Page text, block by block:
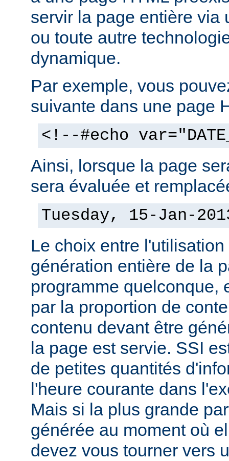
servir la page entière via
ou toute autre
dynamique.
Par exemple, vous
suivante dans une page
<!--#echo
Ainsi, lorsque la page
sera évaluée et
Tuesday, 15-Jan-
Le choix entre
génération entière de la
programme quelconque,
par la proportion de
contenu devant être
la page est servie. SSI
de petites quantités
l'heure courante dans
Mais si la plus grande
générée au moment où
devez vous tourner vers